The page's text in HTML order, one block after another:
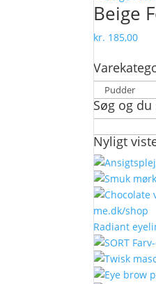
Beige
kr. 185,00
Søg og
efter:
Nyligt
Radiant